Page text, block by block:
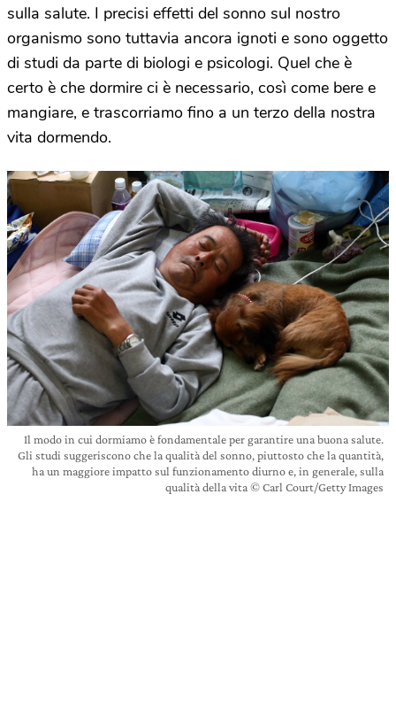
sulla salute. I precisi effetti del sonno sul nostro
organismo sono tuttavia ancora ignoti e sono oggetto
di studi da parte di biologi e psicologi. Quel che è
certo è che dormire ci è necessario, così come bere e
mangiare, e trascorriamo fino a un terzo della nostra
vita dormendo.
Il modo in cui dormiamo è fondamentale per garantire una buona salute.
Gli studi suggeriscono che la qualità del sonno, piuttosto che la quantità,
ha un maggiore impatto sul funzionamento diurno e, in generale, sulla
qualità della vita © Carl Court/Getty Images